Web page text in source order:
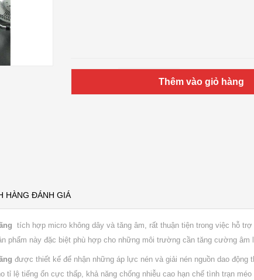
Thêm vào giỏ hàng
HÀNG ĐÁNH GIÁ
tích hợp micro không dây và tăng âm, rất thuận tiện trong việc hỗ
phẩm này đặc biệt phù hợp cho những môi trường cần tăng cường âm
được thiết kế để nhận những áp lực nén và giải nén nguồn dao
tỉ lệ tiếng ổn cực thấp, khả năng chống nhiễu cao hạn chế tình trạn méo